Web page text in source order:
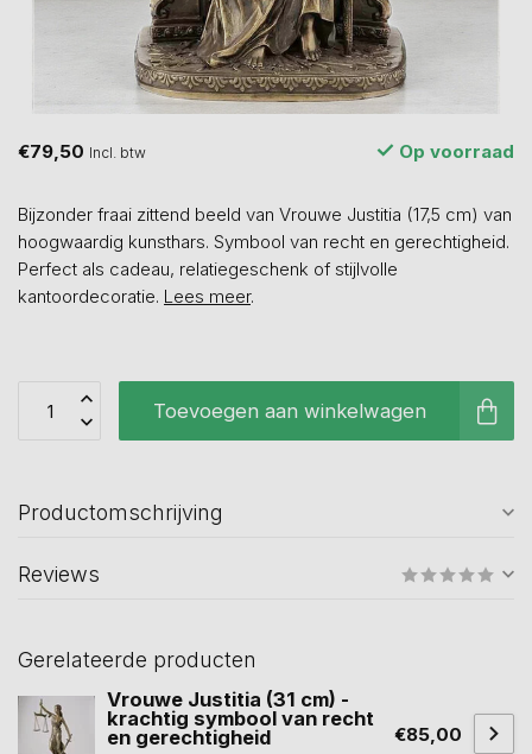
€79,50 Incl. btw Op voorraad
Bijzonder fraai zittend beeld van Vrouwe Justitia (17,5 cm) van
hoogwaardig kunsthars. Symbool van recht en gerechtigheid.
Perfect als cadeau, relatiegeschenk of stijlvolle
kantoordecoratie. Lees meer.
Toevoegen aan winkelwagen
Productomschrijving
Reviews
Gerelateerde producten
Vrouwe Justitia (31 cm) -
krachtig symbool van recht
en gerechtigheid
€85,00